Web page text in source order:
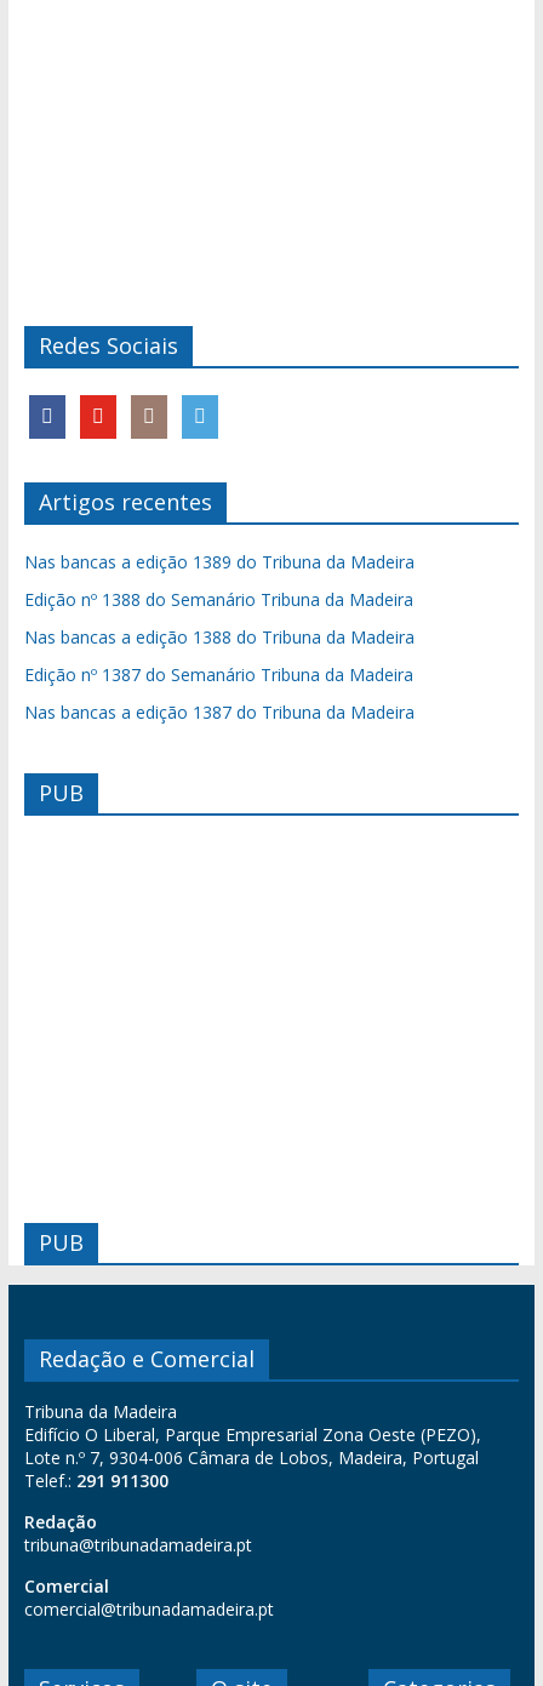
Redes Sociais
Artigos recentes
Nas bancas a edição 1389 do Tribuna da Madeira
Edição nº 1388 do Semanário Tribuna da Madeira
Nas bancas a edição 1388 do Tribuna da Madeira
Edição nº 1387 do Semanário Tribuna da Madeira
Nas bancas a edição 1387 do Tribuna da Madeira
PUB
PUB
Redação e Comercial
Tribuna da Madeira
Edifício O Liberal, Parque Empresarial Zona Oeste (PEZO),
Lote n.º 7, 9304-006 Câmara de Lobos, Madeira, Portugal
Telef.: 291 911300
Redação
tribuna@tribunadamadeira.pt
Comercial
comercial@tribunadamadeira.pt